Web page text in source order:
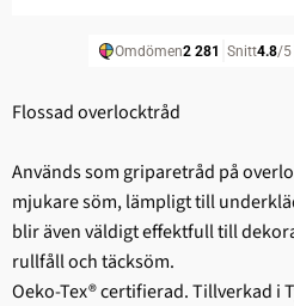
Flossad overlocktråd
Används som griparetråd på
mjukare söm, lämpligt till
blir även väldigt effektfull till
rullfåll och täcksöm.
Oeko-Tex® certifierad. Tillverkad i